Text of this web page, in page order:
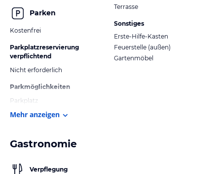
Parken
Kostenfrei
Parkplatzreservierung
verpflichtend
Nicht erforderlich
Parkmöglichkeiten
Parkplatz
Terrasse
Sonstiges
Erste-Hilfe-Kasten
Feuerstelle (außen)
Gartenmöbel
Mehr anzeigen
Gastronomie
Verpflegung